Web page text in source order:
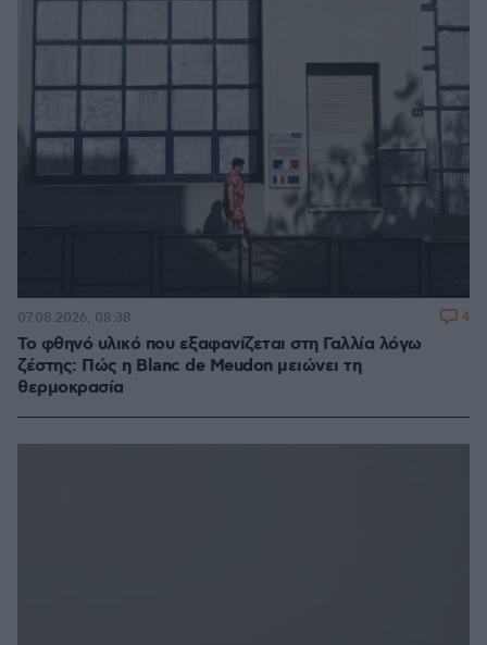
Το φθηνό υλικό που εξαφανίζεται στη Γαλλία λόγω
ζέστης: Πώς η Blanc de Meudon μειώνει τη
θερμοκρασία
07.08.2026, 08:38 4